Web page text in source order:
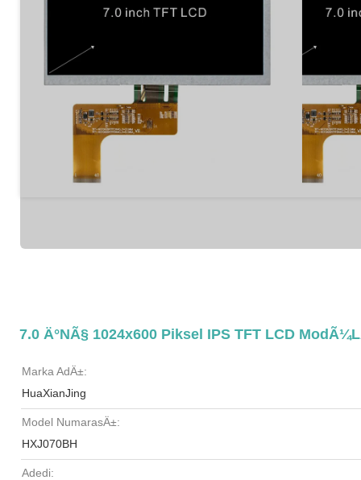
7.0 Ä°nÃ§ 1024x600 Piksel IPS TFT LCD
Marka AdÄ±:
HuaXianJing
Model NumarasÄ±:
HXJ070BH
Adedi: